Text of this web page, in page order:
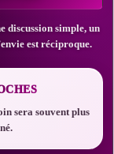
discussion simple, un
est réciproque.
sera souvent plus